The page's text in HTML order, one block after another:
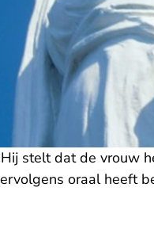
stelt dat de vrouw
oraal heeft